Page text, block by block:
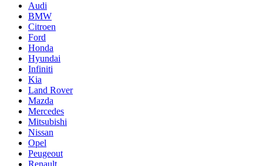
Audi
BMW
Citroen
Ford
Honda
Hyundai
Infiniti
Kia
Land Rover
Mazda
Mercedes
Mitsubishi
Nissan
Opel
Peugeout